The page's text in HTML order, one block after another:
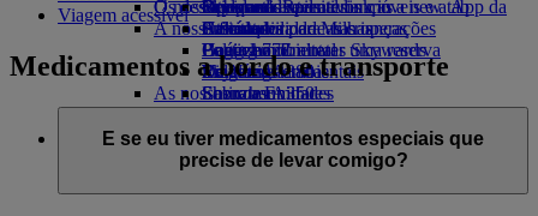
Opens an external link in a new tab
Bebidas
A nossa frota
Boeing 777
Emirates A380
Emirates A350
Emirates Executive
Esquemas de lugares
Brinquedos para crianças
Atividades para as crianças
O nosso planeta
Sustentabilidade nas operações
Política ambiental
Relatórios ambientais
As nossas comunidades
Emirates Airline FoundationEmirates
Airline Foundation Opens an external link
in a new tab
Os destinos mais recentes
Helsínquia
Hangzhou
Da Nang
Shenzhen
Siem Reap
Skywards Rail
Calculadora de Milhas
Login em Emirates Skywards
Skywards+
Site para dispositivos móveis e a App da
Emirates
Cancelar ou alterar uma reserva
Viagens afetadas
Sobre a Emirates
Viagem acessível
Medicamentos a bordo e transporte
E se eu tiver medicamentos especiais que
precise de levar comigo?